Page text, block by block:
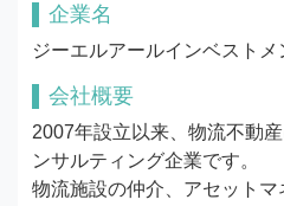
企業名
ジーエルアールインベストメ
会社概要
2007年設立以来、物流不動
ンサルティング企業です。
物流施設の仲介、アセット